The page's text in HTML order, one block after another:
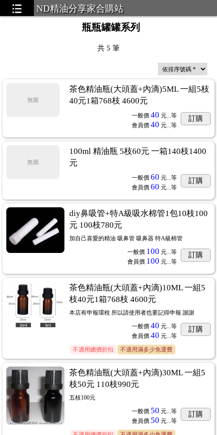
ND精油分享家合購站
瓶瓶罐罐系列
共 5 筆
無圖
茶色精油瓶(大頭蓋+內滴)5ML 一組5枝
40元1箱768枝 4600元
一般價 40 元...等
會員價 40 元...等
訂購
無圖
100ml 精油瓶 5枝60元 一箱140枝1400
元
一般價 60 元...等
會員價 60 元...等
訂購
diy鼻吸管+特A級吸水棉管1包10枝100
元 100枝780元
加自己喜愛的精油 吸鼻管 吸鼻器 特A級棉管
一般價 100 元...等
會員價 100 元...等
訂購
茶色精油瓶(大頭蓋+內滴)10ML 一組5
枝40元1箱768枝 4600元
本店有申報環稅 所以請使用者也要記得申報 謝謝
一般價 40 元...等
會員價 40 元...等
訂購
不適用總價折扣 不適用滿多少免運費
茶色精油瓶(大頭蓋+內滴)30ML 一組5
枝50元 110枝990元
五枝100元
一般價 50 元...等
會員價 50 元...等
訂購